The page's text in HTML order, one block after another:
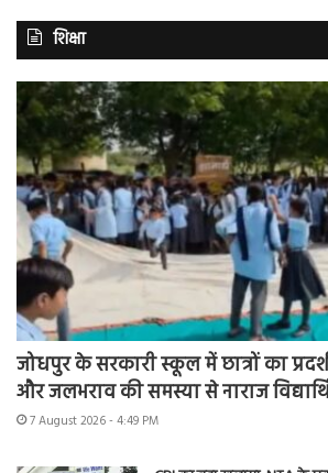
शिक्षा
जोधपुर के सरकारी स्कूल में छात्रों का
और जलभराव की समस्या से नाराज
7 August 2026 - 4:49 PM